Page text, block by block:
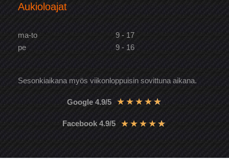
Aukioloajat
ma-to
9 - 17
pe
9 - 16
Sesonkiaikana myös viikonloppuisin sovittuna aikana.
Google 4.9/5 ★ ★ ★ ★ ★
Facebook 4.9/5 ★ ★★ ★ ★